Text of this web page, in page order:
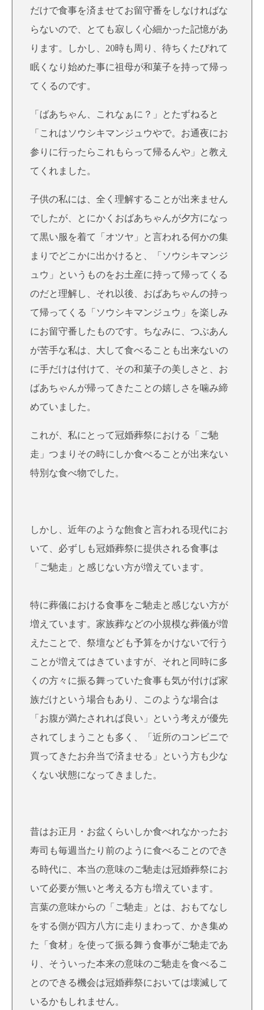
だけで食事を済ませてお留守番をしなければな
らないので、とても寂しく心細かった記憶があ
ります。しかし、20時も周り、待ちくたびれて
眠くなり始めた事に祖母が和菓子を持って帰っ
てくるのです。
「ばあちゃん、これなぁに？」とたずねると
「これはソウシキマンジュウやで。お通夜にお
参りに行ったらこれもらって帰るんや」と教え
てくれました。
子供の私には、全く理解することが出来ません
でしたが、とにかくおばあちゃんが夕方になっ
て黒い服を着て「オツヤ」と言われる何かの集
まりでどこかに出かけると、「ソウシキマンジ
ュウ」というものをお土産に持って帰ってくる
のだと理解し、それ以後、おばあちゃんの持っ
て帰ってくる「ソウシキマンジュウ」を楽しみ
にお留守番したものです。ちなみに、つぶあん
が苦手な私は、大して食べることも出来ないの
に手だけは付けて、その和菓子の美しさと、お
ばあちゃんが帰ってきたことの嬉しさを噛み締
めていました。
これが、私にとって冠婚葬祭における「ご馳
走」つまりその時にしか食べることが出来ない
特別な食べ物でした。
しかし、近年のような飽食と言われる現代にお
いて、必ずしも冠婚葬祭に提供される食事は
「ご馳走」と感じない方が増えています。
特に葬儀における食事をご馳走と感じない方が
増えています。家族葬などの小規模な葬儀が増
えたことで、祭壇なども予算をかけないで行う
ことが増えてはきていますが、それと同時に多
くの方々に振る舞っていた食事も気が付けば家
族だけという場合もあり、このような場合は
「お腹が満たされれば良い」という考えが優先
されてしまうことも多く、「近所のコンビニで
買ってきたお弁当で済ませる」という方も少な
くない状態になってきました。
昔はお正月・お盆くらいしか食べれなかったお
寿司も毎週当たり前のように食べることのでき
る時代に、本当の意味のご馳走は冠婚葬祭にお
いて必要が無いと考える方も増えています。
言葉の意味からの「ご馳走」とは、おもてなし
をする側が四方八方に走りまわって、かき集め
た「食材」を使って振る舞う食事がご馳走であ
り、そういった本来の意味のご馳走を食べるこ
とのできる機会は冠婚葬祭においては壊滅して
いるかもしれません。